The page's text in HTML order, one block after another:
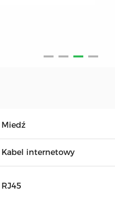
Miedź
Kabel internetowy
RJ45